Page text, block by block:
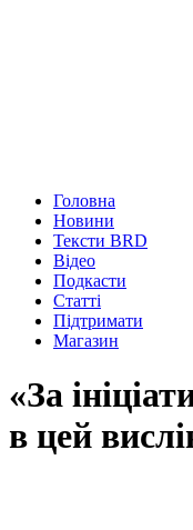
Головна
Новини
Тексти BRD
Відео
Подкасти
Статті
Підтримати
Магазин
«За
в цей